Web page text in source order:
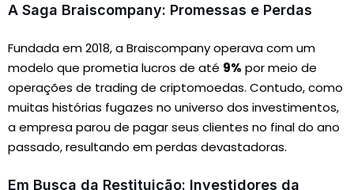
A Saga Braiscompany: Promessas e Perdas
Fundada em 2018, a Braiscompany operava com um
modelo que prometia lucros de até 9% por meio de
operações de trading de criptomoedas. Contudo, como
muitas histórias fugazes no universo dos investimentos,
a empresa parou de pagar seus clientes no final do ano
passado, resultando em perdas devastadoras.
Em Busca da Restituição: Investidores da